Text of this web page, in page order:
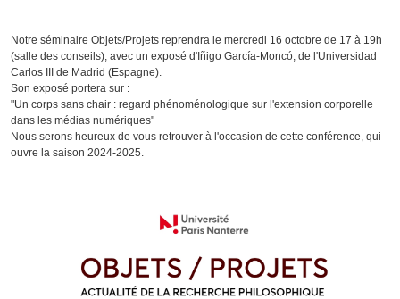
Notre séminaire Objets/Projets reprendra le mercredi 16 octobre de 17 à 19h
(salle des conseils), avec un exposé d'Iñigo García-Moncó, de l'Universidad
Carlos III de Madrid (Espagne).
Son exposé portera sur :
"Un corps sans chair : regard phénoménologique sur l'extension corporelle
dans les médias numériques"
Nous serons heureux de vous retrouver à l'occasion de cette conférence, qui
ouvre la saison 2024-2025.